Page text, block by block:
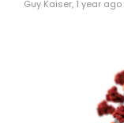
Guy Kaiser, 1 year ago